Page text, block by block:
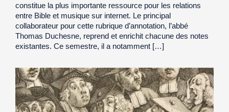
constitue la plus importante ressource pour les relations
entre Bible et musique sur internet. Le principal
collaborateur pour cette rubrique d’annotation, l’abbé
Thomas Duchesne, reprend et enrichit chacune des notes
existantes. Ce semestre, il a notamment […]